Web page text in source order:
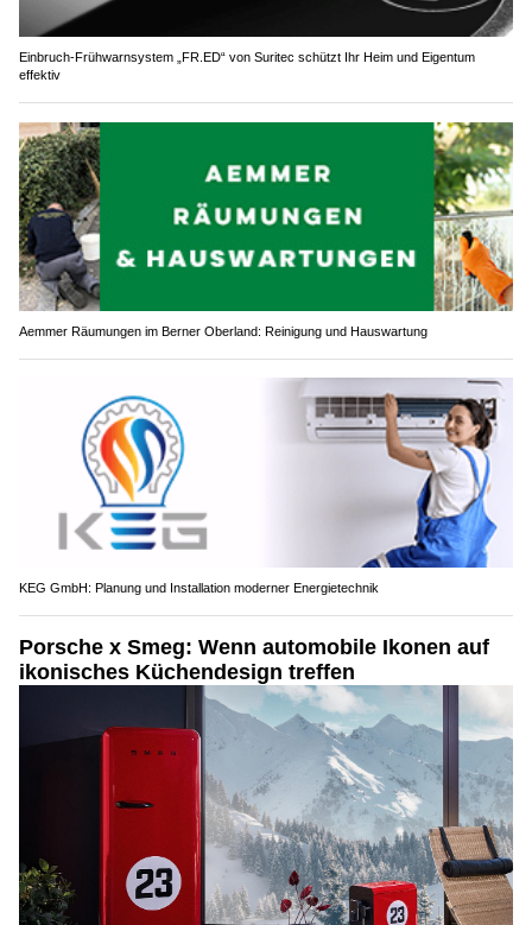
Einbruch-Frühwarnsystem „FR.ED“ von Suritec schützt Ihr Heim und Eigentum
effektiv
Aemmer Räumungen im Berner Oberland: Reinigung und Hauswartung
KEG GmbH: Planung und Installation moderner Energietechnik
Porsche x Smeg: Wenn automobile Ikonen auf
ikonisches Küchendesign treffen